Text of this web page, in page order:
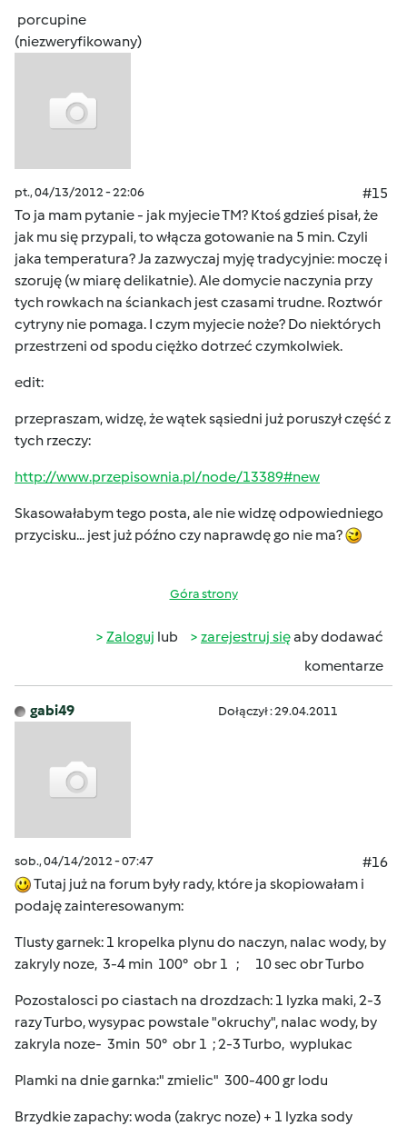
porcupine
(niezweryfikowany)
pt., 04/13/2012 - 22:06
#15
To ja mam pytanie - jak myjecie TM? Ktoś gdzieś pisał, że
jak mu się przypali, to włącza gotowanie na 5 min. Czyli
jaka temperatura? Ja zazwyczaj myję tradycyjnie: moczę i
szoruję (w miarę delikatnie). Ale domycie naczynia przy
tych rowkach na ściankach jest czasami trudne. Roztwór
cytryny nie pomaga. I czym myjecie noże? Do niektórych
przestrzeni od spodu ciężko dotrzeć czymkolwiek.
edit:
przepraszam, widzę, że wątek sąsiedni już poruszył część z
tych rzeczy:
http://www.przepisownia.pl/node/13389#new
Skasowałabym tego posta, ale nie widzę odpowiedniego
przycisku... jest już późno czy naprawdę go nie ma?
Góra strony
Zaloguj lub zarejestruj sięaby dodawać
komentarze
gabi49 Dołączył : 29.04.2011
sob., 04/14/2012 - 07:47
#16
Tutaj już na forum były rady, które ja skopiowałam i
podaję zainteresowanym:
Tlusty garnek: 1 kropelka plynu do naczyn, nalac wody, by
zakryly noze, 3-4 min 100° obr 1 ; 10 sec obr Turbo
Pozostalosci po ciastach na drozdzach: 1 lyzka maki, 2-3
razy Turbo, wysypac powstale "okruchy", nalac wody, by
zakryla noze- 3min 50° obr 1 ; 2-3 Turbo, wyplukac
Plamki na dnie garnka:" zmielic" 300-400 gr lodu
Brzydkie zapachy: woda (zakryc noze) + 1 lyzka sody